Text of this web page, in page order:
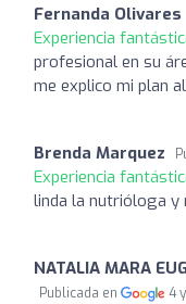
Fernanda Olivares
Experiencia
profesional en su
me explico mi plan
Brenda Marquez
Experiencia
linda la nutrióloga y
NATALIA MARA
Publicada en 4